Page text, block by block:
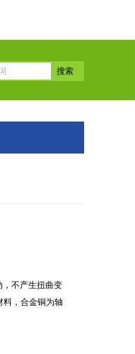
，不产生扭曲变
料，合金铜为轴